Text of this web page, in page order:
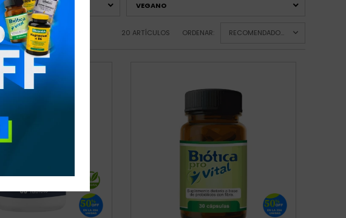
VEGANO
20 ARTÍCULOS ORDENAR: RECOMENDADOS